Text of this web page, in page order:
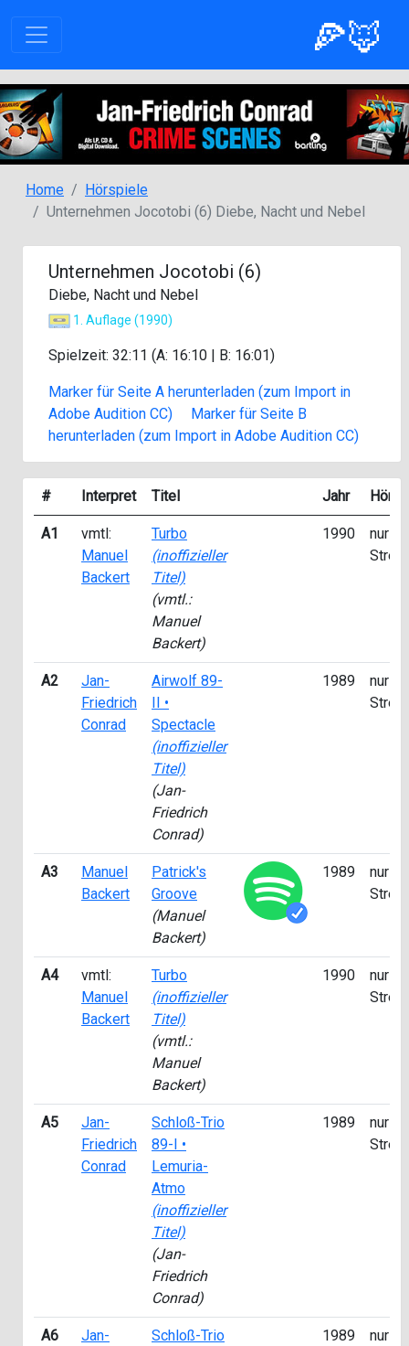
🍕🦊
Home
Hörspiele
Unternehmen Jocotobi (6) Diebe, Nacht und Nebel
Unternehmen Jocotobi (6)
Diebe, Nacht und Nebel
1. Auflage (1990)
Spielzeit: 32:11 (A: 16:10 | B: 16:01)
Marker für Seite A herunterladen (zum Import in
Adobe Audition CC)
Marker für Seite B
herunterladen (zum Import in Adobe Audition CC)
# Interpret Titel Jahr
A1
vmtl:
Manuel
Backert
Turbo
(inoffizieller
Titel)
(vmtl.:
Manuel
Backert)
1990
nur für
A2
Jan-
Friedrich
Conrad
Airwolf 89-
II •
Spectacle
(inoffizieller
Titel)
(Jan-
Friedrich
Conrad)
1989
nur für
A3
Manuel
Backert
Patrick's
Groove
(Manuel
Backert)
1989
nur für
A4
vmtl:
Manuel
Backert
Turbo
(inoffizieller
Titel)
(vmtl.:
Manuel
Backert)
1990
nur für
A5
Jan-
Friedrich
Conrad
Schloß-Trio
89-I •
Lemuria-
Atmo
(inoffizieller
Titel)
(Jan-
Friedrich
Conrad)
1989
nur für
A6
Jan-
Schloß-Trio
1989
nur für